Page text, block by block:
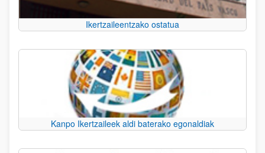
Ikertzaileentzako ostatua
Kanpo Ikertzaileek aldi baterako egonaldiak